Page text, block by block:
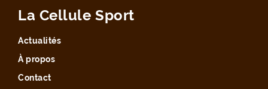
La Cellule Sport
Actualités
À propos
Contact